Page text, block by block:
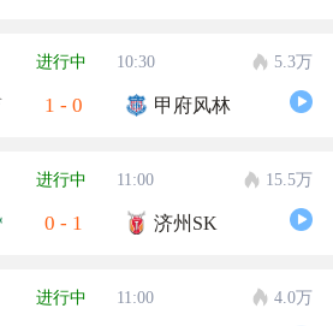
进行中 10:30 5.3万
1 - 0 甲府风林
进行中 11:00 15.5万
0 - 1 济州SK
进行中 11:00 4.0万